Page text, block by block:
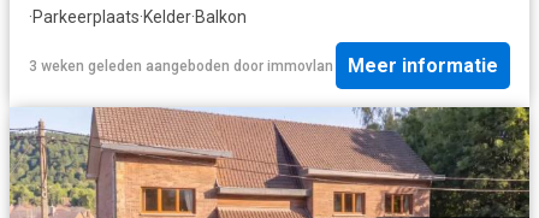
·Parkeerplaats·Kelder·Balkon
3 weken geleden aangeboden door immovlan Meer informatie